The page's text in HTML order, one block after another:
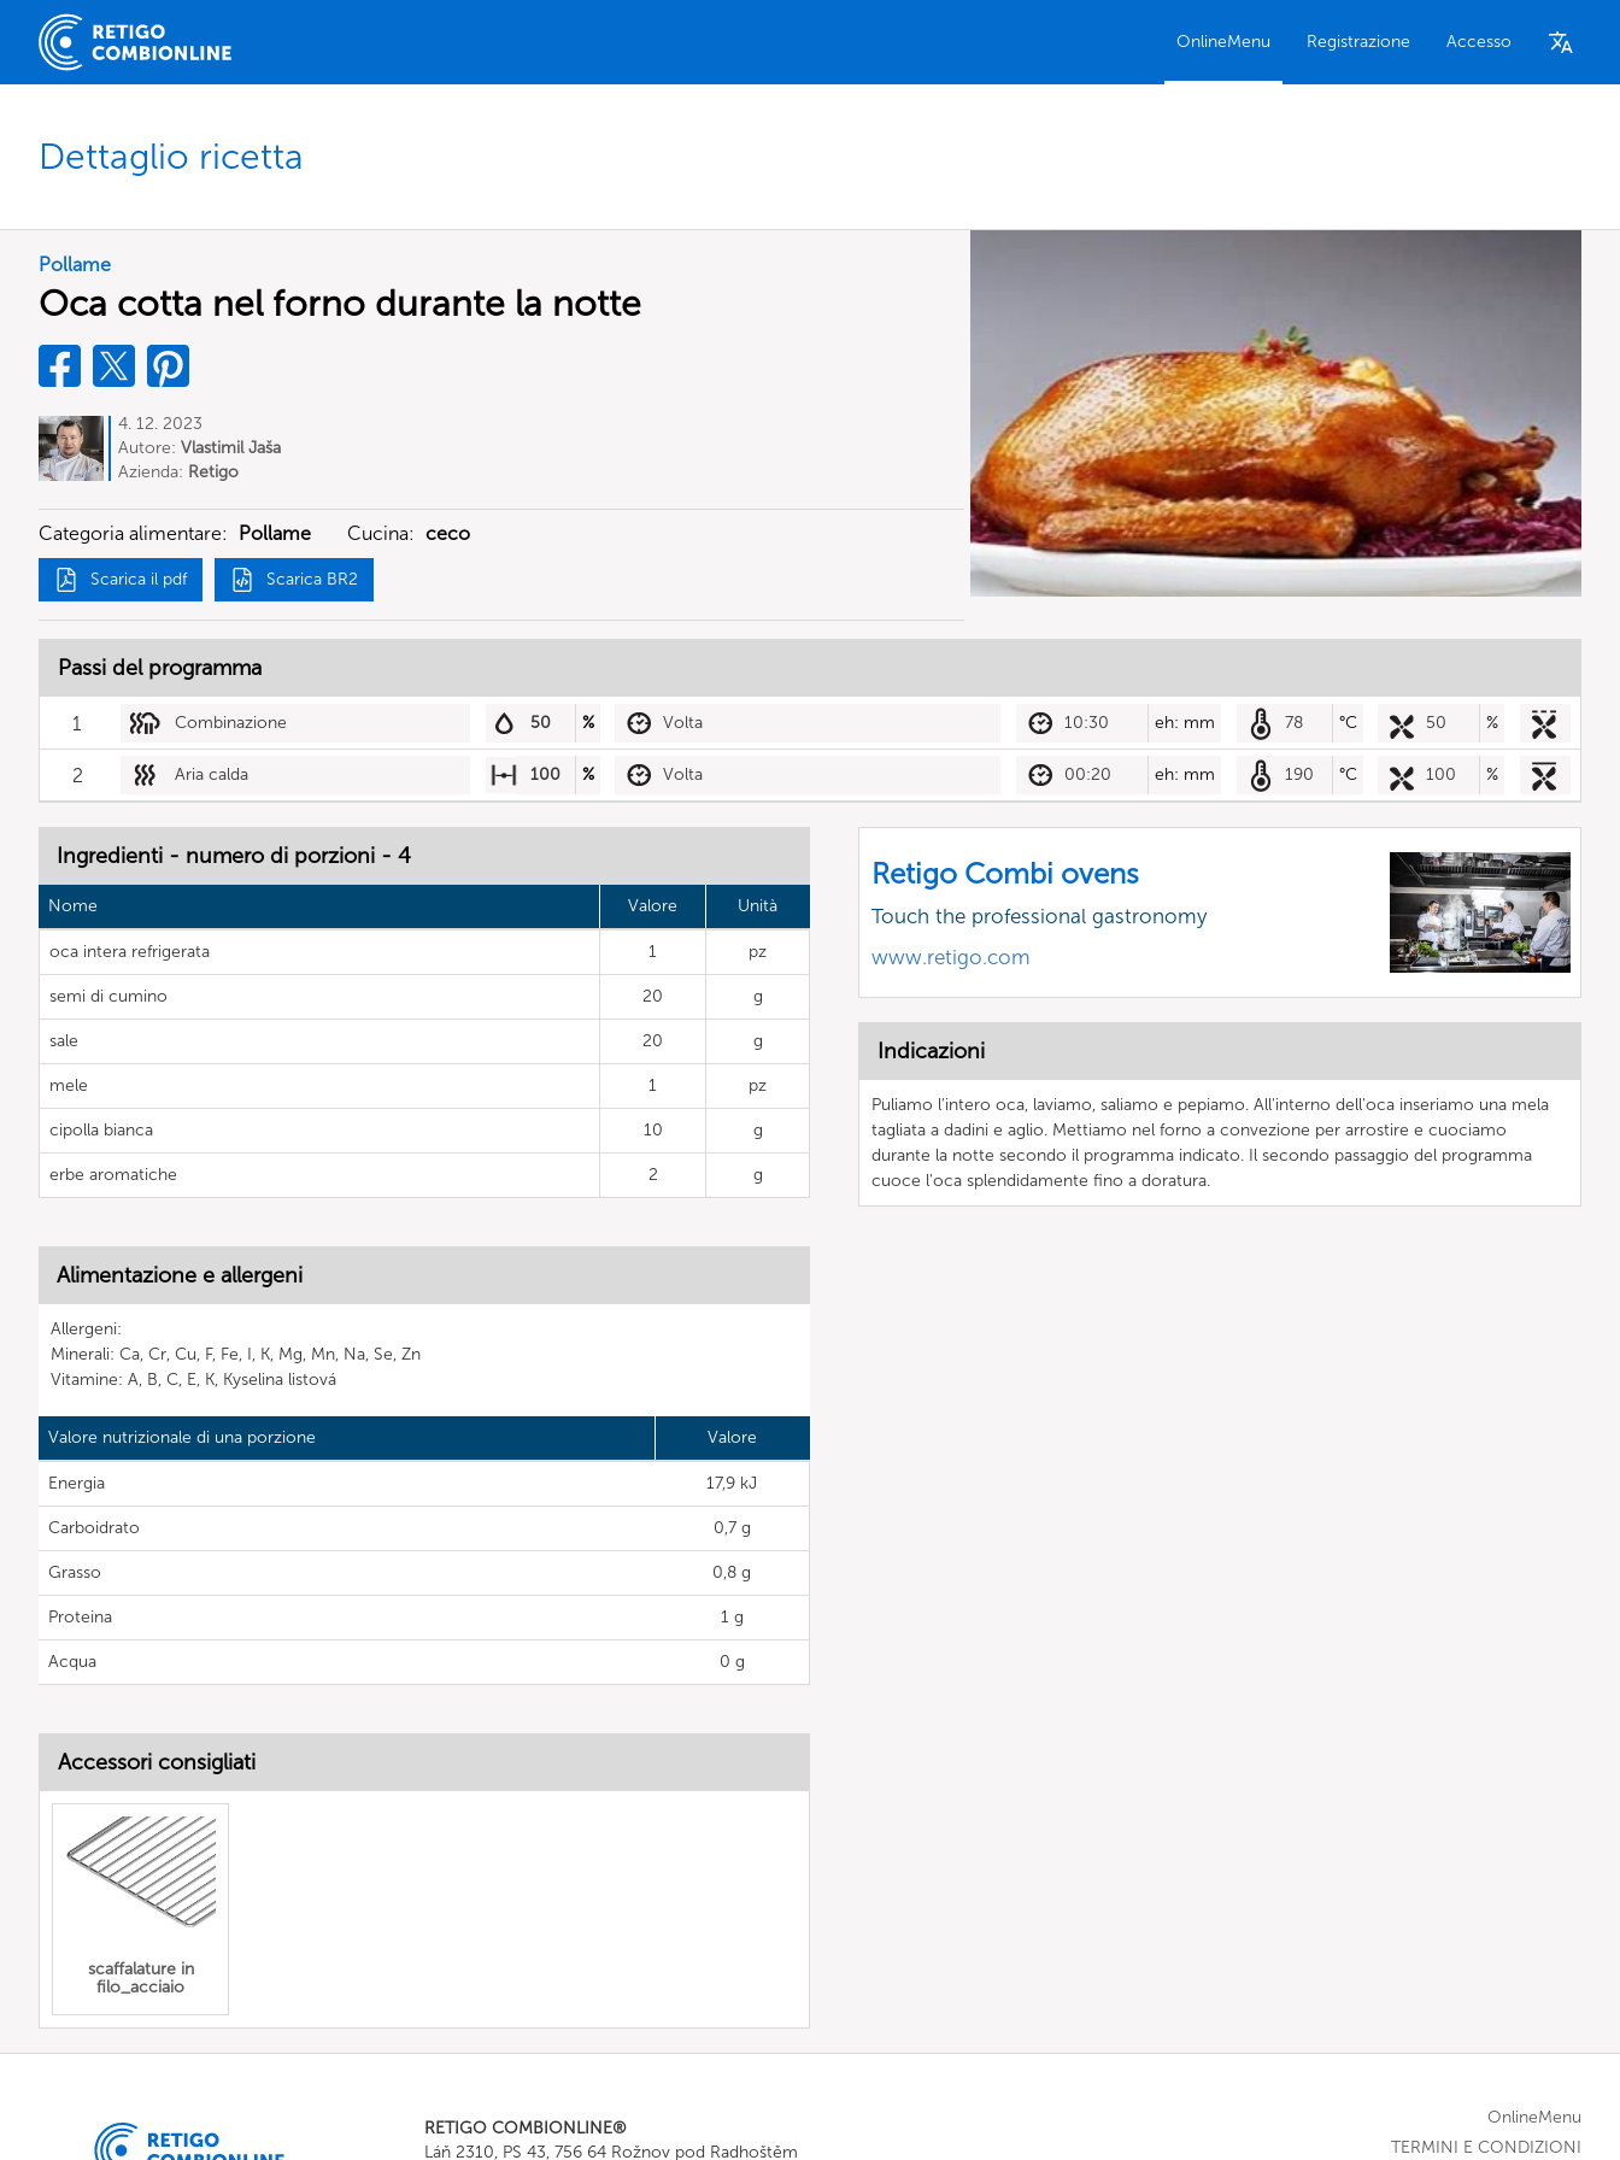
OnlineMenu Registrazione Accesso
Dettaglio ricetta
Pollame
Oca cotta nel forno durante la notte
4. 12. 2023
Autore: Vlastimil Jaša
Azienda: Retigo
Categoria alimentare: Pollame Cucina: ceco
Scarica il pdf Scarica BR2
Passi del programma
1 Combinazione 50 % Volta 10:30 eh: mm 78 °C 50 %
2 Aria calda 100 % Volta 00:20 eh: mm 190 °C 100 %
Ingredienti - numero di porzioni - 4
Nome Valore Unità
oca intera refrigerata 1 pz
semi di cumino 20 g
sale 20 g
mele 1 pz
cipolla bianca 10 g
erbe aromatiche 2 g
Alimentazione e allergeni
Allergeni:
Minerali: Ca, Cr, Cu, F, Fe, I, K, Mg, Mn, Na, Se, Zn
Vitamine: A, B, C, E, K, Kyselina listová
Valore nutrizionale di una porzione Valore
Energia 17,9 kJ
Carboidrato 0,7 g
Grasso 0,8 g
Proteina 1 g
Acqua 0 g
Retigo Combi ovens
Touch the professional gastronomy
www.retigo.com
Indicazioni
Puliamo l'intero oca, laviamo, saliamo e pepiamo. All'interno dell'oca inseriamo una mela
tagliata a dadini e aglio. Mettiamo nel forno a convezione per arrostire e cuociamo
durante la notte secondo il programma indicato. Il secondo passaggio del programma
cuoce l'oca splendidamente fino a doratura.
Accessori consigliati
scaffalature in
filo_acciaio
RETIGO COMBIONLINE®
Láň 2310, PS 43, 756 64 Rožnov pod Radhoštěm
OnlineMenu
TERMINI E CONDIZIONI